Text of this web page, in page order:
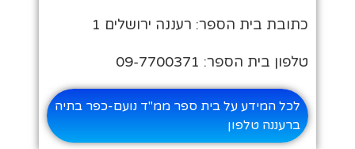
כתובת בית הספר: רעננה ירושלים 1
טלפון בית הספר: 09-7700371
לכל המידע על בית ספר ממ"ד נועם-כפר בתיה
ברעננה טלפון